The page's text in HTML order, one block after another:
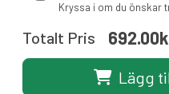
Kryssa i om du önskar
Totalt Pris
Lägg